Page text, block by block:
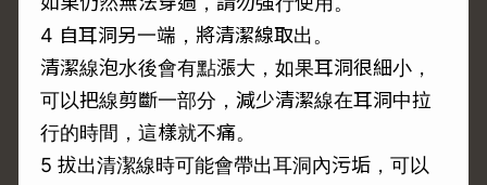
4 自耳洞另一端，將清潔線取出。
清潔線泡水後會有點漲大，如果耳洞很細小，
可以把線剪斷一部分，減少清潔線在耳洞中拉
行的時間，這樣就不痛。
5 拔出清潔線時可能會帶出耳洞內污垢，可以